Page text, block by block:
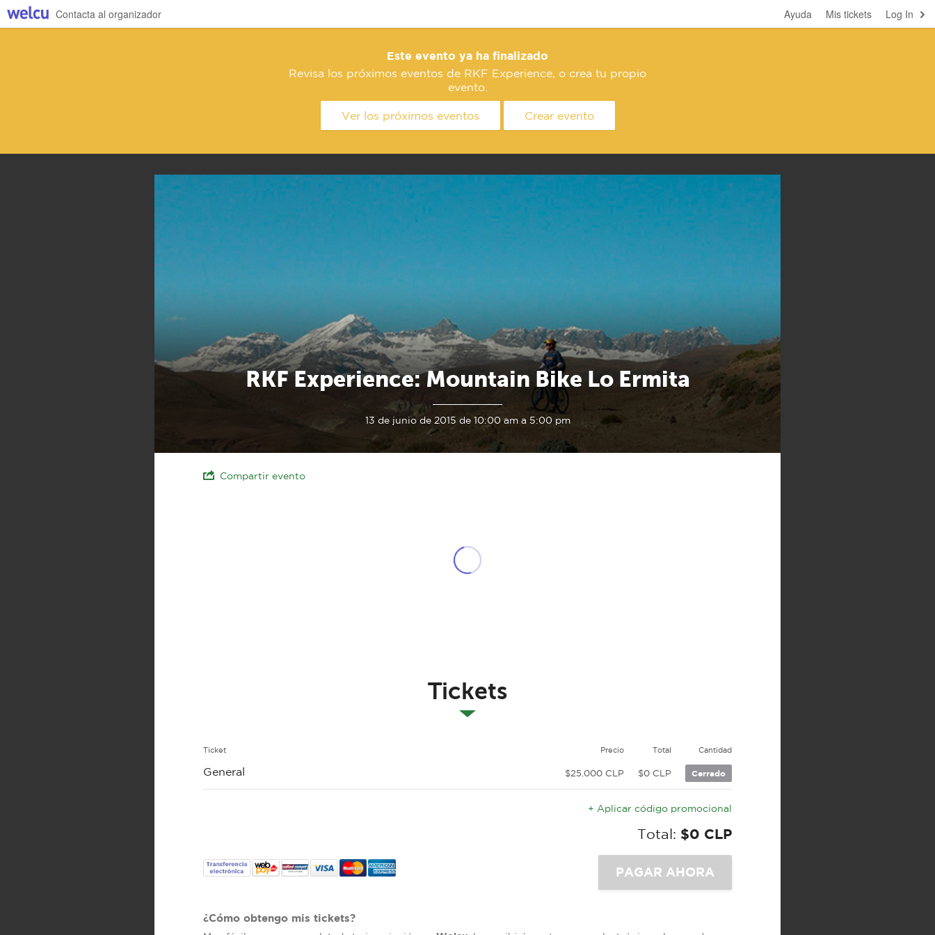
Log In
Mis tickets
Ayuda
Contacta al organizador
Este evento ya ha finalizado
Revisa los próximos eventos de RKF Experience, o crea tu propio
evento.
Ver los próximos eventos Crear evento
RKF Experience: Mountain Bike Lo Ermita
13 de junio de 2015 de 10:00 am a 5:00 pm
Compartir evento
Tickets
Ticket Precio Total Cantidad
General $25.000 CLP $0 CLP Cerrado
+ Aplicar código promocional
Total: $0 CLP
¿Cómo obtengo mis tickets?